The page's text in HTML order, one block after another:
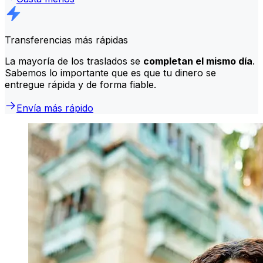
Transferencias más rápidas
La mayoría de los traslados se completan el mismo día.
Sabemos lo importante que es que tu dinero se
entregue rápida y de forma fiable.
Envía más rápido